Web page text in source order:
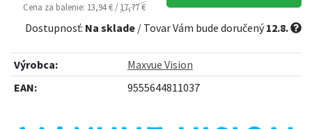
Cena za balenie: 13,94 € /17,77 €
Dostupnosť: Na sklade / Tovar Vám bude doručený12.8.
Výrobca:
Maxvue Vision
EAN:
9555644811037